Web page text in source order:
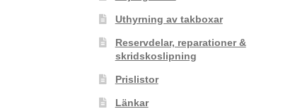
Uthyrning av takboxar
Reservdelar, reparationer &
skridskoslipning
Prislistor
Länkar